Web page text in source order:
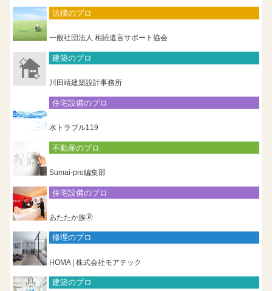
法律のプロ
一般社団法人 相続遺言サポート協会
建築のプロ
川田靖建築設計事務所
住宅設備のプロ
水トラブル119
不動産のプロ
Sumai-pro編集部
住宅設備のプロ
あたたか族🄬
修理のプロ
HOMA | 株式会社モアテック
建築のプロ